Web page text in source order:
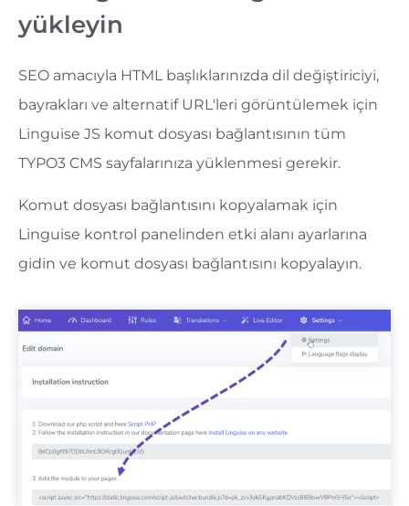
yükleyin
SEO amacıyla HTML başlıklarınızda dil değiştiriciyi,
bayrakları ve alternatif URL'leri görüntülemek için
Linguise JS komut dosyası bağlantısının tüm
TYPO3 CMS sayfalarınıza yüklenmesi gerekir.
Komut dosyası bağlantısını kopyalamak için
Linguise kontrol panelinden etki alanı ayarlarına
gidin ve komut dosyası bağlantısını kopyalayın.